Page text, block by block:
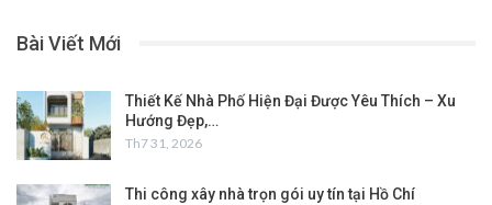
Bài Viết Mới
Thiết Kế Nhà Phố Hiện Đại Được Yêu Thích – Xu
Hướng Đẹp,…
Th7 31, 2026
Thi công xây nhà trọn gói uy tín tại Hồ Chí